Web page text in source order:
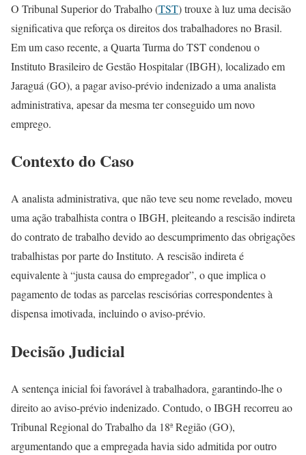
O Tribunal Superior do Trabalho (TST) trouxe à luz uma decisão
significativa que reforça os direitos dos trabalhadores no Brasil.
Em um caso recente, a Quarta Turma do TST condenou o
Instituto Brasileiro de Gestão Hospitalar (IBGH), localizado em
Jaraguá (GO), a pagar aviso-prévio indenizado a uma analista
administrativa, apesar da mesma ter conseguido um novo
emprego.
Contexto do Caso
A analista administrativa, que não teve seu nome revelado, moveu
uma ação trabalhista contra o IBGH, pleiteando a rescisão indireta
do contrato de trabalho devido ao descumprimento das obrigações
trabalhistas por parte do Instituto. A rescisão indireta é
equivalente à “justa causa do empregador”, o que implica o
pagamento de todas as parcelas rescisórias correspondentes à
dispensa imotivada, incluindo o aviso-prévio.
Decisão Judicial
A sentença inicial foi favorável à trabalhadora, garantindo-lhe o
direito ao aviso-prévio indenizado. Contudo, o IBGH recorreu ao
Tribunal Regional do Trabalho da 18ª Região (GO),
argumentando que a empregada havia sido admitida por outro